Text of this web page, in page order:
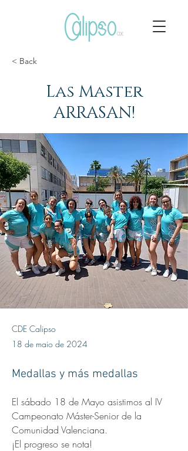
< Back
Las Master
ARRASAN!
CDE Calipso
18 de maio de 2024
Medallas y más medallas
El sábado 18 de Mayo asistimos al IV
Campeonato Máster-Senior de la
Comunidad Valenciana.
¡El progreso se nota!